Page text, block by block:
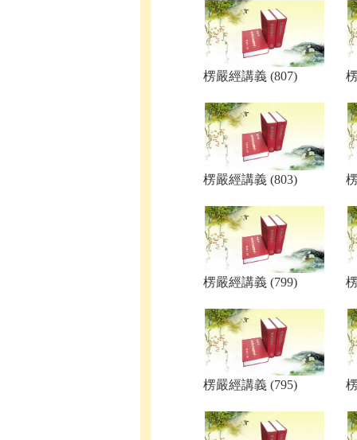
楞嚴經講義 (807)
楞嚴經講義 (803)
楞嚴經講義 (799)
楞嚴經講義 (795)